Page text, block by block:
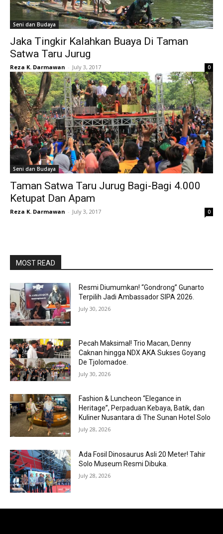
Seni dan Budaya
Jaka Tingkir Kalahkan Buaya Di Taman
Satwa Taru Jurug
Reza K. Darmawan - July 3, 2017 0
Seni dan Budaya
Taman Satwa Taru Jurug Bagi-Bagi 4.000
Ketupat Dan Apam
Reza K. Darmawan - July 3, 2017 0
MOST READ
Resmi Diumumkan! “Gondrong” Gunarto
Terpilih Jadi Ambassador SIPA 2026.
July 30, 2026
Pecah Maksimal! Trio Macan, Denny
Caknan hingga NDX AKA Sukses Goyang
De Tjolomadoe.
July 30, 2026
Fashion & Luncheon “Elegance in
Heritage”, Perpaduan Kebaya, Batik, dan
Kuliner Nusantara di The Sunan Hotel Solo
July 28, 2026
Ada Fosil Dinosaurus Asli 20 Meter! Tahir
Solo Museum Resmi Dibuka.
July 28, 2026